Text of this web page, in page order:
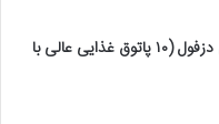
بهترین رستوران های دزفول (۱۰ پاتوق غذایی عالی با